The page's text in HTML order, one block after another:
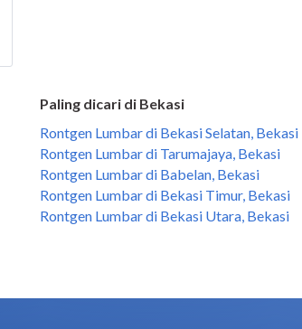
Paling dicari di Bekasi
Rontgen Lumbar di Bekasi Selatan, Bekasi
Rontgen Lumbar di Tarumajaya, Bekasi
Rontgen Lumbar di Babelan, Bekasi
Rontgen Lumbar di Bekasi Timur, Bekasi
Rontgen Lumbar di Bekasi Utara, Bekasi